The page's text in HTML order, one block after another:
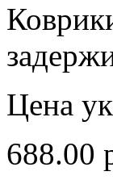
Цена
688.00